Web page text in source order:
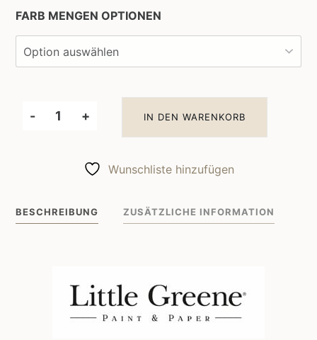
FARB MENGEN OPTIONEN
-
Little
Wandfarbe
Mid
+ IN DEN WARENKORB
Wunschliste hinzufügen
BESCHREIBUNG ZUSÄTZLICHE INFORMATION